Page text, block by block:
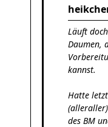
Läuft
Daumen,
kannst.
Hatte
des BM